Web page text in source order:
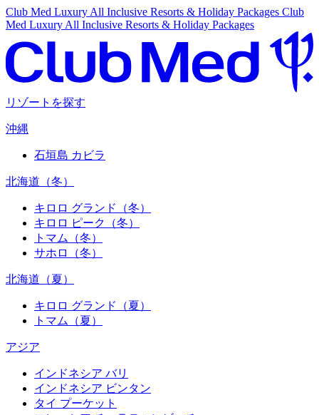
Club Med Luxury All Inclusive Resorts & Holiday Packages Club
Med Luxury All Inclusive Resorts & Holiday Packages
リゾートを探す
沖縄
石垣島 カビラ
北海道（冬）
キロロ グランド（冬）
キロロ ピーク（冬）
トマム（冬）
サホロ（冬）
北海道（夏）
キロロ グランド（夏）
トマム（夏）
アジア
インドネシア バリ
インドネシア ビンタン
タイ プーケット